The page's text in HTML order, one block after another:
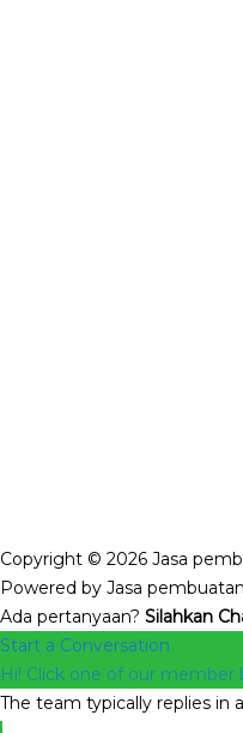
Copyright © 2026 Jasa
Powered by Jasa
Ada pertanyaan? Silahkan
Start a Conversation
Hi! Click one of our
The team typically replies in